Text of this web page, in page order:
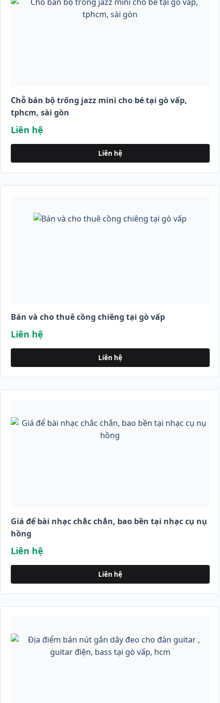
Chỗ bán bộ trống jazz mini cho bé tại gò vấp,
tphcm, sài gòn
Liên hệ
Liên hệ
Bán và cho thuê cồng chiêng tại gò vấp
Liên hệ
Liên hệ
Giá để bài nhạc chắc chắn, bao bền tại nhạc cụ nụ
hồng
Liên hệ
Liên hệ